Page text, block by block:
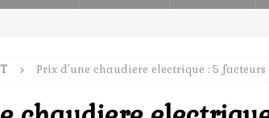
Prix d’une chaudiere electrique : 5